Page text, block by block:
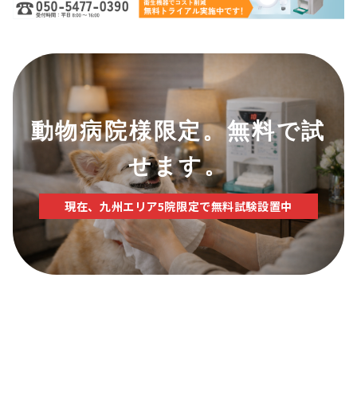
動物病院様限定。無料で試
せます。
現在、九州エリア5院限定で無料試験設置中